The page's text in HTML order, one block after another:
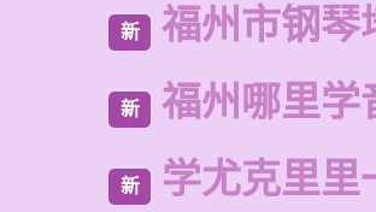
新 福州市钢琴
新 福州哪里学
新 学尤克里里